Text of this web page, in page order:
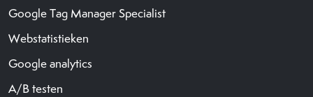
Google Tag Manager Specialist
Webstatistieken
Google analytics
A/B testen